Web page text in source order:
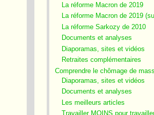
La réforme Macron de 2019
La réforme Macron de 2019
La réforme Sarkozy de 2010
Documents et analyses
Diaporamas, sites et vidéos
Retraites complémentaires
Comprendre le chômage de
Diaporamas, sites et vidéos
Documents et analyses
Les meilleurs articles
Travailler MOINS pour